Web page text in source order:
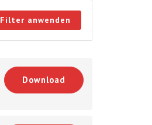
Filter anwenden
Download